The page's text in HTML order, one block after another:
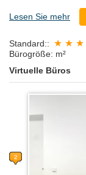
Lesen Sie mehr
Standard::
Bürogröße: m²
Virtuelle Büros